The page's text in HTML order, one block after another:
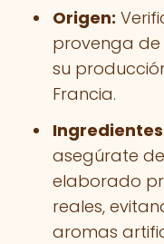
Origen:
provenga
su
Francia.
asegúrate
elaborado
reales,
aromas